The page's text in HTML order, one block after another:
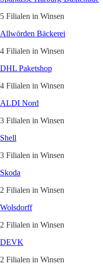
5 Filialen in Winsen
Allwörden Bäckerei
4 Filialen in Winsen
DHL Paketshop
4 Filialen in Winsen
ALDI Nord
3 Filialen in Winsen
Shell
3 Filialen in Winsen
Skoda
2 Filialen in Winsen
Wolsdorff
2 Filialen in Winsen
DEVK
2 Filialen in Winsen